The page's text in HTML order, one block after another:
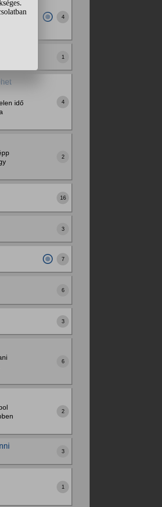
4
a
1
idő
4
2
16
3
7
6
3
6
2
3
1